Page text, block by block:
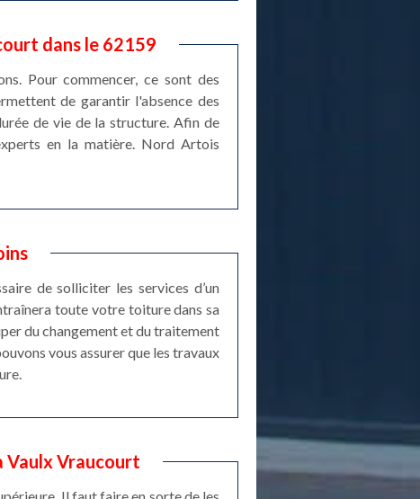
dans le 62159
Pour commencer, ce sont des
de garantir l'absence des
de vie de la structure. Afin de
en la matière. Nord Artois
de solliciter les services d’un
toute votre toiture dans sa
du changement et du traitement
vous assurer que les travaux
Vaulx Vraucourt